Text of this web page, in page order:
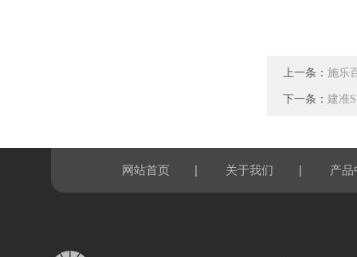
上一条： 施乐
下一条： 建准
网站首页 | 关于我们 | 产品